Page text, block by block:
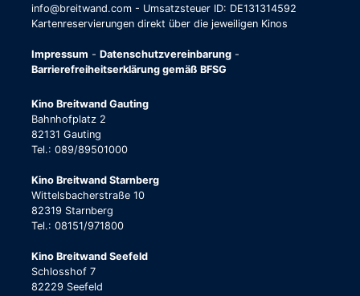
info@breitwand.com - Umsatzsteuer ID: DE131314592
Kartenreservierungen direkt über die jeweiligen Kinos
Impressum - Datenschutzvereinbarung -
Barrierefreiheitserklärung gemäß BFSG
Kino Breitwand Gauting
Bahnhofplatz 2
82131 Gauting
Tel.: 089/89501000
Kino Breitwand Starnberg
Wittelsbacherstraße 10
82319 Starnberg
Tel.: 08151/971800
Kino Breitwand Seefeld
Schlosshof 7
82229 Seefeld